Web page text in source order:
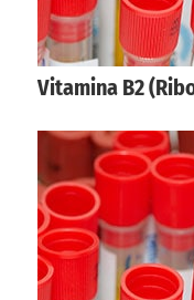
Vitamina B2